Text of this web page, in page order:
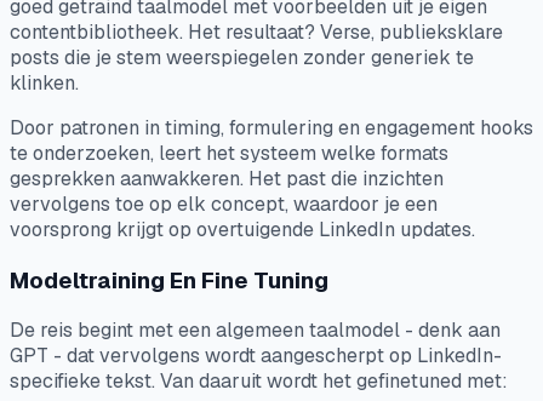
goed getraind taalmodel met voorbeelden uit je eigen
contentbibliotheek. Het resultaat? Verse, publieksklare
posts die je stem weerspiegelen zonder generiek te
klinken.
Door patronen in timing, formulering en engagement hooks
te onderzoeken, leert het systeem welke formats
gesprekken aanwakkeren. Het past die inzichten
vervolgens toe op elk concept, waardoor je een
voorsprong krijgt op overtuigende LinkedIn updates.
Modeltraining En Fine Tuning
De reis begint met een algemeen taalmodel - denk aan
GPT - dat vervolgens wordt aangescherpt op LinkedIn-
specifieke tekst. Van daaruit wordt het gefinetuned met: